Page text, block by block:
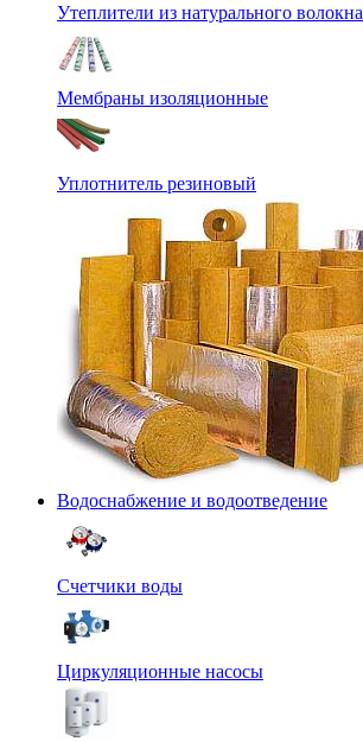
Утеплители из натурального волокна
Мембраны изоляционные
Уплотнитель резиновый
Водоснабжение и водоотведение
Счетчики воды
Циркуляционные насосы